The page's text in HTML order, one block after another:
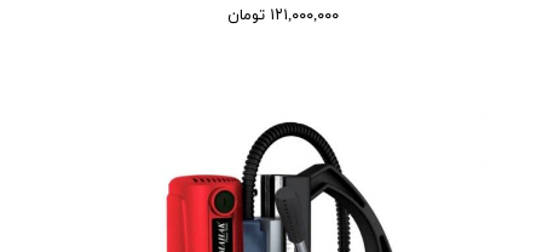
۱۲۱,۰۰۰,۰۰۰ تومان